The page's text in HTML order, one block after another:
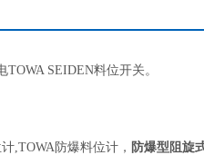
SEIDEN料位开关。
,TOWA防爆料位计， 防爆型阻旋